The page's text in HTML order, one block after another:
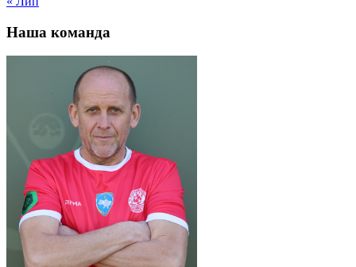
Наша команда